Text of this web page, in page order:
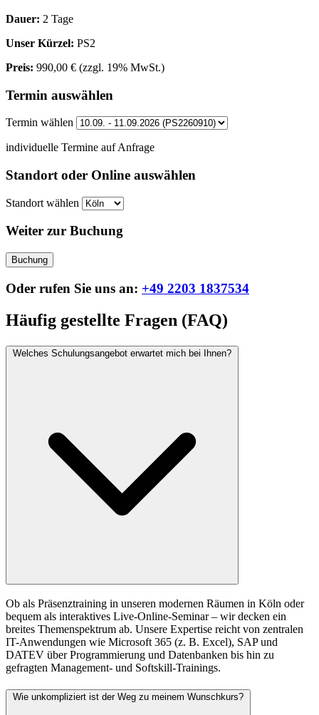
Dauer: 2 Tage
Unser Kürzel: PS2
Preis: 990,00 € (zzgl. 19% MwSt.)
Termin auswählen
Termin wählen
individuelle Termine auf Anfrage
Standort oder Online auswählen
Standort wählen
Weiter zur Buchung
Buchung
Oder rufen Sie uns an: +49 2203 1837534
Häufig gestellte Fragen (FAQ)
Welches Schulungsangebot erwartet mich bei Ihnen?
Ob als Präsenztraining in unseren modernen Räumen in Köln oder
bequem als interaktives Live-Online-Seminar – wir decken ein
breites Themenspektrum ab. Unsere Expertise reicht von zentralen
IT-Anwendungen wie Microsoft 365 (z. B. Excel), SAP und
DATEV über Programmierung und Datenbanken bis hin zu
gefragten Management- und Softskill-Trainings.
Wie unkompliziert ist der Weg zu meinem Wunschkurs?